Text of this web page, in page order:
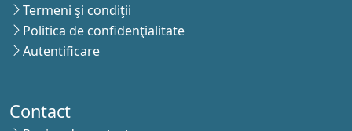
Termeni şi condiţii
Politica de confidenţialitate
Autentificare
Contact